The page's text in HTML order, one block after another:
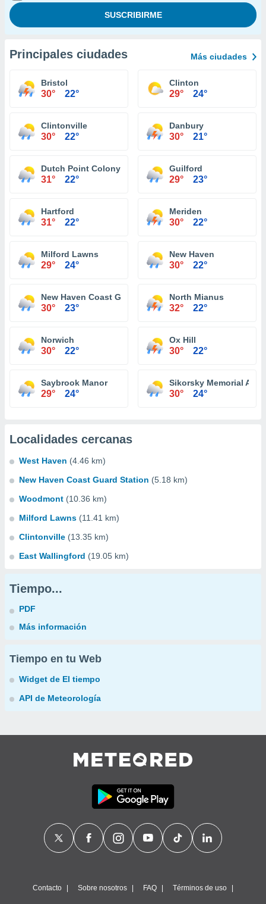
Principales ciudades Más ciudades
Bristol
30° 22°
Clinton
29° 24°
Clintonville
30° 22°
Danbury
30° 21°
Dutch Point Colony
31° 22°
Guilford
29° 23°
Hartford
31° 22°
Meriden
30° 22°
Milford Lawns
29° 24°
New Haven
30° 22°
New Haven Coast Guard Station
30° 23°
North Mianus
32° 22°
Norwich
30° 22°
Ox Hill
30° 22°
Saybrook Manor
29° 24°
Sikorsky Memorial
30° 24°
Localidades cercanas
West Haven (4.46 km)
New Haven Coast Guard Station (5.18 km)
Woodmont (10.36 km)
Milford Lawns (11.41 km)
Clintonville (13.35 km)
East Wallingford (19.05 km)
Tiempo...
PDF
Más información
Tiempo en tu Web
Widget de El tiempo
API de Meteorología
Contacto Sobre nosotros FAQ Términos de uso